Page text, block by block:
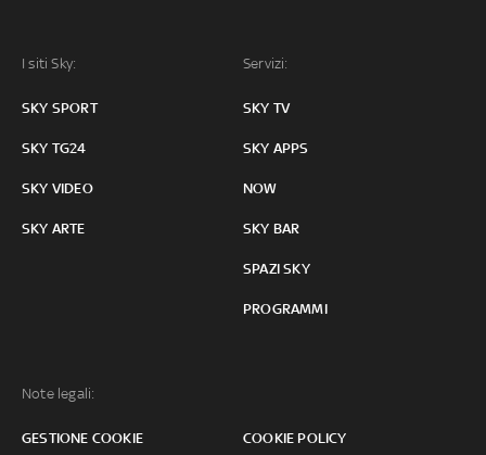
I siti Sky:
SKY SPORT
SKY TG24
SKY VIDEO
SKY ARTE
Servizi:
SKY TV
SKY APPS
NOW
SKY BAR
SPAZI SKY
PROGRAMMI
Note legali:
GESTIONE COOKIE COOKIE POLICY